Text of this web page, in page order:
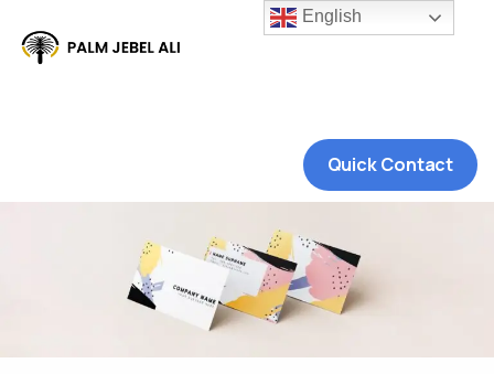
Quick Contact
English